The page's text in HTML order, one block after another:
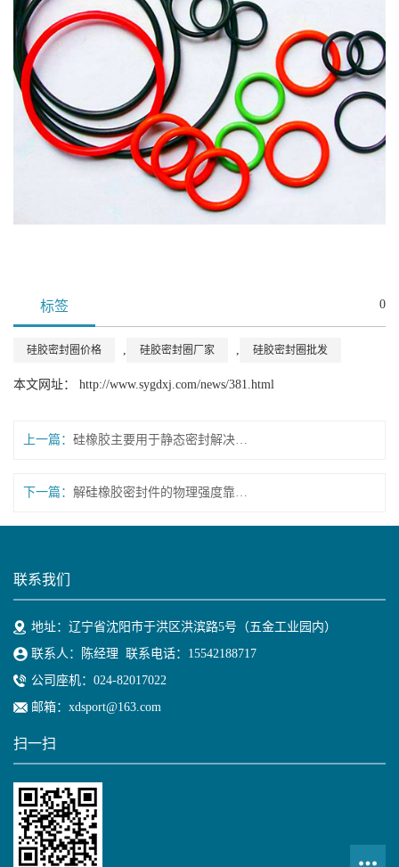
标签 0
硅胶密封圈价格 硅胶密封圈厂家 硅胶密封圈批发
本文网址： http://www.sygdxj.com/news/381.html
上一篇：
下一篇：
联系我们
地址：辽宁省沈阳市于洪区洪滨路5号（五金工业园内）
联系人：陈经理 联系电话：15542188717
公司座机：024-82017022
邮箱：xdsport@163.com
扫一扫